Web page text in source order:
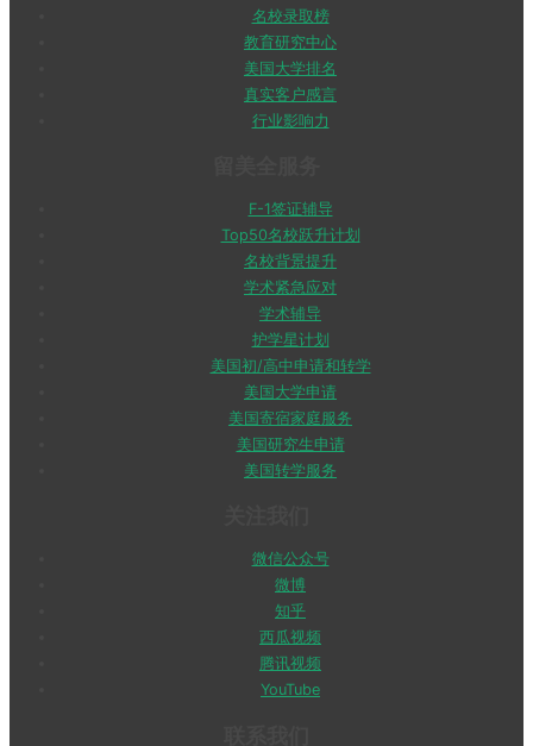
名校录取榜
教育研究中心
美国大学排名
真实客户感言
行业影响力
F-1签证辅导
Top50名校跃升计划
名校背景提升
学术紧急应对
学术辅导
护学星计划
美国初/高中申请和转学
美国大学申请
美国寄宿家庭服务
美国研究生申请
美国转学服务
微信公众号
微博
知乎
西瓜视频
腾讯视频
YouTube